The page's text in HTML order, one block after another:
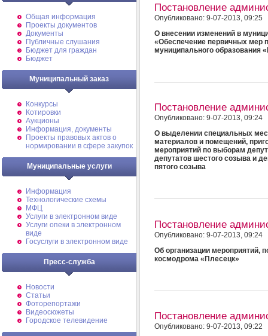
Общая информация
Проекты документов
Документы
Публичные слушания
Бюджет для граждан
Бюджет
Муниципальный заказ
Конкурсы
Котировки
Аукционы
Информация, документы
Проекты правовых актов о
нормировании в сфере закупок
Муниципальные услуги
Информация
Технологические схемы
МФЦ
Услуги в электронном виде
Услуги опеки в электронном
виде
Госуслуги в электронном виде
Пресс-служба
Новости
Статьи
Фоторепортажи
Видеосюжеты
Городское телевидение
Постановление
Опубликовано: 9-07-2013, 09:25
О внесении изменений в
«Обеспечение первичных мер
муниципального образования
Постановление
Опубликовано: 9-07-2013, 09:24
О выделении специальных
материалов и помещений,
мероприятий по выборам
депутатов шестого созыва и
пятого созыва
Постановление
Опубликовано: 9-07-2013, 09:24
Об организации мероприятий,
космодрома «Плесецк»
Постановление
Опубликовано: 9-07-2013, 09:22